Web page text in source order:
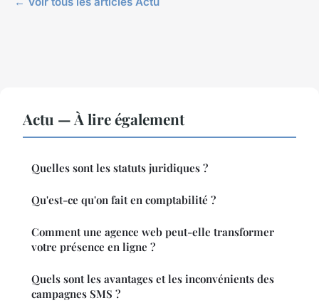
Actu — À lire également
Quelles sont les statuts juridiques ?
Qu'est-ce qu'on fait en comptabilité ?
Comment une agence web peut-elle transformer
votre présence en ligne ?
Quels sont les avantages et les inconvénients des
campagnes SMS ?